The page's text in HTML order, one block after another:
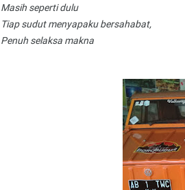
Masih seperti dulu
Tiap sudut menyapaku bersahabat,
Penuh selaksa makna